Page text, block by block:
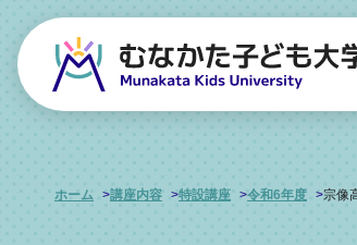
ホーム 講座内容 特設講座 令和6年度 宗像